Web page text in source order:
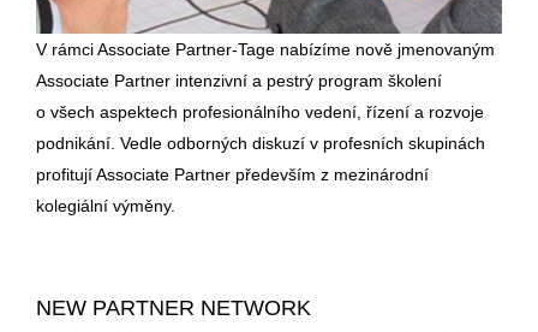
V rámci Associate Partner-Tage nabízíme nově jmenovaným
Associate Partner intenzivní a pestrý program školení
o všech aspektech profesionálního vedení, řízení a rozvoje
podnikání. Vedle odborných diskuzí v profesních skupinách
profitují Associate Partner především z mezinárodní
kolegiální výměny.
NEW PARTNER NETWORK